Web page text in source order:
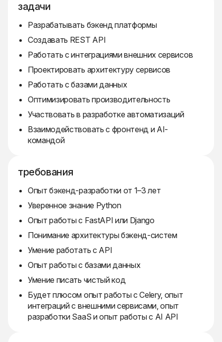
задачи
Разрабатывать бэкенд платформы
Создавать REST API
Работать с интеграциями внешних сервисов
Проектировать архитектуру сервисов
Работать с базами данных
Оптимизировать производительность
Участвовать в разработке автоматизаций
Взаимодействовать с фронтенд и AI-
командой
требования
Опыт бэкенд-разработки от 1–3 лет
Уверенное знание Python
Опыт работы с FastAPI или Django
Понимание архитектуры бэкенд-систем
Умение работать с API
Опыт работы с базами данных
Умение писать чистый код
Будет плюсом опыт работы с Celery, опыт
интеграций с внешними сервисами, опыт
разработки SaaS и опыт работы с AI API